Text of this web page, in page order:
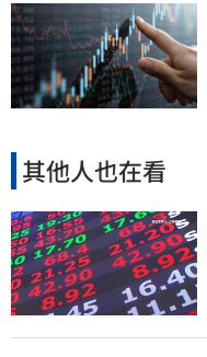
其他人也在看